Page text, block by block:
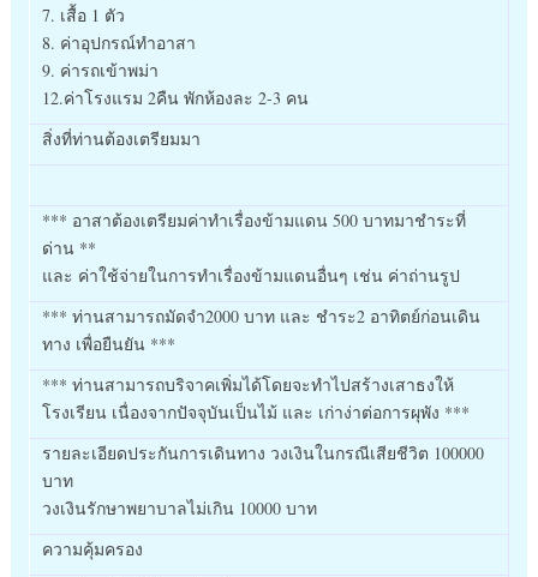
7. เสื้อ 1 ตัว
8. ค่าอุปกรณ์ทำอาสา
9. ค่ารถเข้าพม่า
12.ค่าโรงแรม 2คืน พักห้องละ 2-3 คน
สิ่งที่ท่านต้องเตรียมมา
*** อาสาต้องเตรียมค่าทำเรื่องข้ามแดน 500 บาทมาชำระที่
ด่าน **
และ ค่าใช้จ่ายในการทำเรื่องข้ามแดนอื่นๆ เช่น ค่าถ่านรูป
*** ท่านสามารถมัดจำ2000 บาท และ ชำระ2 อาทิตย์ก่อนเดิน
ทาง เพื่อยืนยัน ***
*** ท่านสามารถบริจาคเพิ่มได้โดยจะทำไปสร้างเสาธงให้
โรงเรียน เนื่องจากปัจจุบันเป็นไม้ และ เก่าง่าต่อการผุพัง ***
รายละเอียดประกันการเดินทาง วงเงินในกรณีเสียชีวิต 100000
บาท
วงเงินรักษาพยาบาลไม่เกิน 10000 บาท
ความคุ้มครอง